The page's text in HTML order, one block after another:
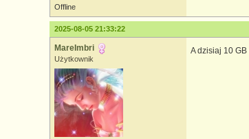
Offline
2025-08-05 21:33:22
MareImbri
Użytkownik
A dzisiaj 10 GB